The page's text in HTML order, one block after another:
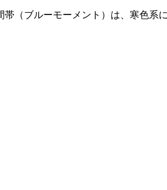
（ブルーモーメント）は、寒色